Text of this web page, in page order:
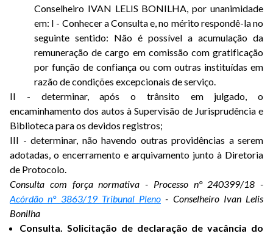
Conselheiro IVAN LELIS BONILHA, por unanimidade
em: I - Conhecer a Consulta e, no mérito respondê-la no
seguinte sentido: Não é possível a acumulação da
remuneração de cargo em comissão com gratificação
por função de confiança ou com outras instituídas em
razão de condições excepcionais de serviço.
II - determinar, após o trânsito em julgado, o
encaminhamento dos autos à Supervisão de Jurisprudência e
Biblioteca para os devidos registros;
III - determinar, não havendo outras providências a serem
adotadas, o encerramento e arquivamento junto à Diretoria
de Protocolo.
Consulta com força normativa - Processo n° 240399/18 -
Acórdão n° 3863/19 Tribunal Pleno - Conselheiro Ivan Lelis
Bonilha
Consulta. Solicitação de declaração de vacância do